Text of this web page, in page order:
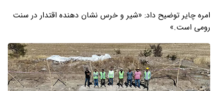
امره چایر توضیح داد: «شیر و خرس نشان دهنده اقتدار در سنت
رومی است.»